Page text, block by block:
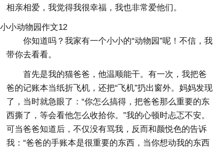
相亲相爱，我觉得我很幸福，我也非常爱他们。
小小动物园作文12
你知道吗？我家有一个小小的“动物园”呢！不信，我
带你去看看。
首先是我的猫爸爸，他温顺能干。有一次，我把爸
爸的记账本当纸折飞机，还把“飞机”扔出窗外。妈妈发现
了，当时就急眼了：“你怎么搞得，把爸爸那么重要的东
西撕了，等会看他怎么收拾你。”我的心顿时忐忑不安。
可当爸爸知道后，不仅没有骂我，反而和颜悦色的告诉
我：“爸爸的手账本是很重要的东西，当你想动我的东西